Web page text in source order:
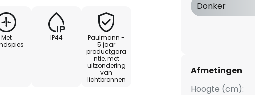
controller incl. afstandsbediening
kabel Afstandsbediening (niet
radio standaard (via Plug & Shine
- Spanning: 24 V (veilig
De benodigde transformator
de lamp, deze is apart te bestellen
Met
IP44
Paulmann -
5 jaar
productgara
ntie, met
uitzondering
van
lichtbronnen
Donker
Afmetingen
Hoogte (cm):